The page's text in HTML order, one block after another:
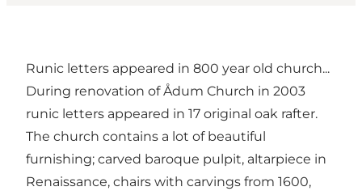
Runic letters appeared in 800 year old church...
During renovation of Ådum Church in 2003
runic letters appeared in 17 original oak rafter.
The church contains a lot of beautiful
furnishing; carved baroque pulpit, altarpiece in
Renaissance, chairs with carvings from 1600,